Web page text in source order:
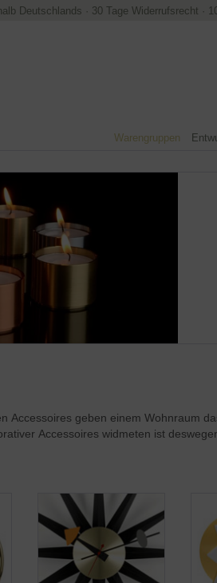
Deutschlands · 30 Tage Widerrufsrecht ·
Warengruppen
Accessoires geben einem Wohnraum
Accessoires widmeten ist